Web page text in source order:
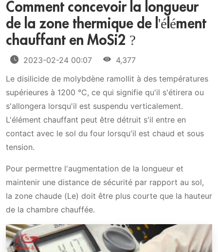
Comment concevoir la longueur
de la zone thermique de l'élément
chauffant en MoSi2 ?
2023-02-24 00:07
4,377
Le disilicide de molybdène ramollit à des températures
supérieures à 1200 °C, ce qui signifie qu'il s'étirera ou
s'allongera lorsqu'il est suspendu verticalement.
L'élément chauffant peut être détruit s'il entre en
contact avec le sol du four lorsqu'il est chaud et sous
tension.
Pour permettre l'augmentation de la longueur et
maintenir une distance de sécurité par rapport au sol,
la zone chaude (Le) doit être plus courte que la hauteur
de la chambre chauffée.